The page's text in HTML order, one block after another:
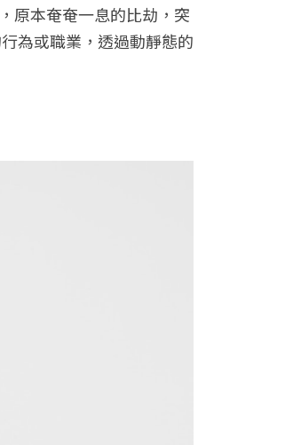
原本奄奄一息的比劫，突
為或職業，透過動靜態的